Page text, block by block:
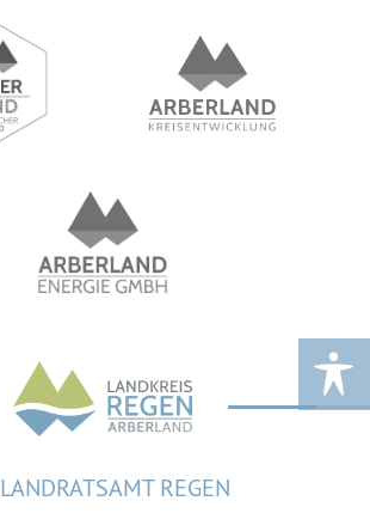
LANDRATSAMT REGEN